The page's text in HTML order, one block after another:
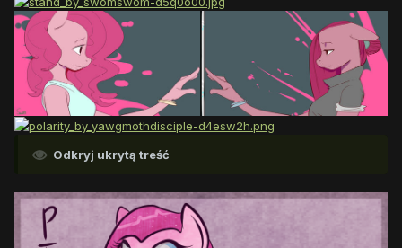
Odkryj ukrytą treść